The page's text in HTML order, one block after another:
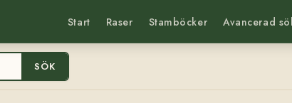
Start Raser Stamböcker Avancerad
SÖK